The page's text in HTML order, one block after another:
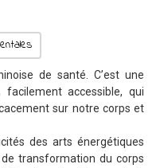
de santé. C’est une
accessible, qui
sur notre corps et
des arts énergétiques
transformation du corps